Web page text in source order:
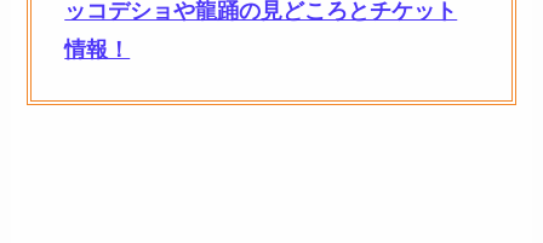
ッコデショや龍踊の見どころとチケット
情報！